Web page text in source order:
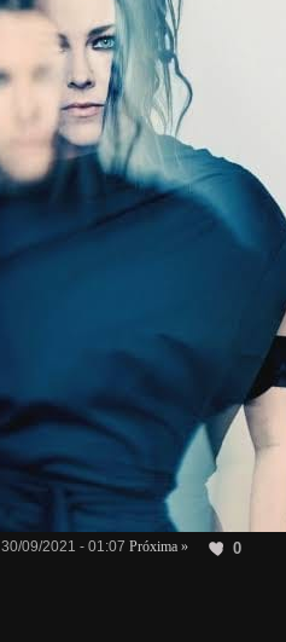
30/09/2021 - 01:07 Próxima » 0